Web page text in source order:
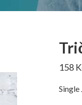
158
Single